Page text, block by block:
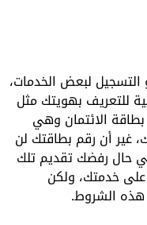
التسجيل لبعض الخدمات،
للتعريف بهويتك مثل
بطاقة الائتمان وهي
غير أن رقم بطاقتك لن
حال رفضك تقديم تلك
على خدمتك، ولكن
الشروط.